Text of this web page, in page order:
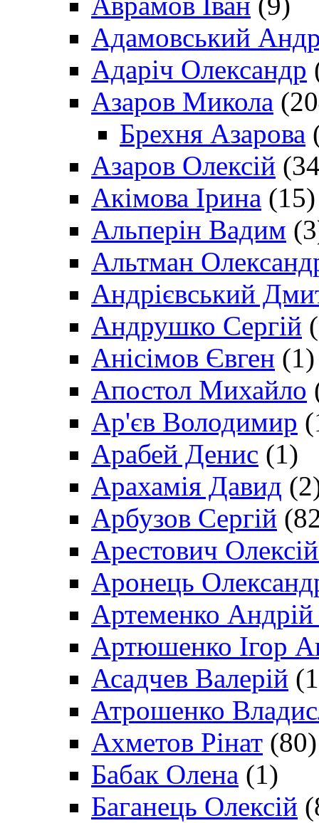
Адамовський
Адаріч Олександр
Азаров Микола
Брехня Азарова
Азаров Олексій
Акімова Ірина (15)
Альперін Вадим
Альтман
Андрієвський
Андрушко Сергій
Анісімов Євген (1)
Апостол Михайло
Ар'єв Володимир
Арабей Денис (1)
Арахамія Давид
Арбузов Сергій
Арестович
Аронець
Артеменко Андрій
Артюшенко Ігор
Асадчев Валерій
Атрошенко
Ахметов Рінат (80)
Бабак Олена (1)
Баганець Олексій